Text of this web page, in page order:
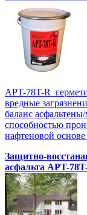
APT-78T-R
вредные
баланс
способностью
нафтеновой основе
Защитно-
асфальта APT-